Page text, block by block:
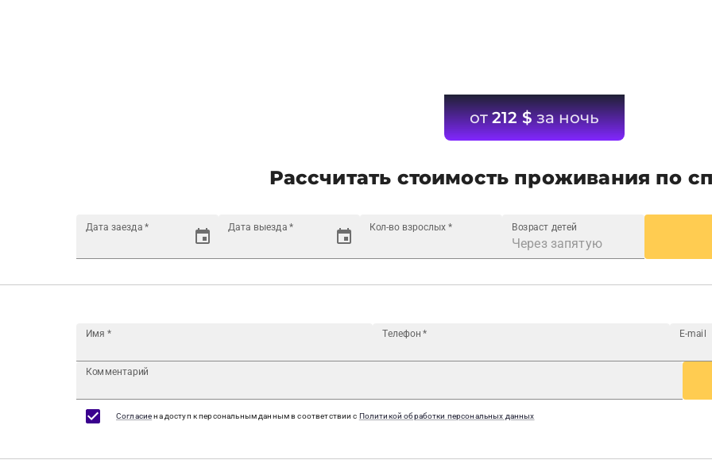
от212 $за ночь
Рассчитать стоимость проживания по
Дата заезда * Дата выезда * Кол-во взрослых * Возраст детей
Имя * Телефон * E-mail
Комментарий
Согласиена доступ к персональным данным в соответствии с Политикой обработки персональных данных